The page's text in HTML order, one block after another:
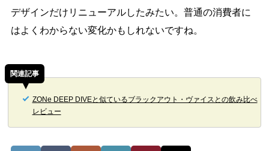
デザインだけリニューアルしたみたい。普通の消費者に
はよくわからない変化かもしれないですね。
関連記事
ZONe DEEP DIVEと似ているブラックアウト・ヴァイスとの飲み比べ
レビュー